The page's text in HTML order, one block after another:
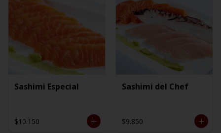
Sashimi Especial
$10.150
Sashimi del Chef
$9.850